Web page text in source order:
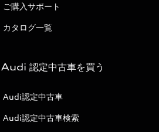
ご購入サポート
カタログ一覧
Audi 認定中古車を買う
Audi認定中古車
Audi認定中古車検索